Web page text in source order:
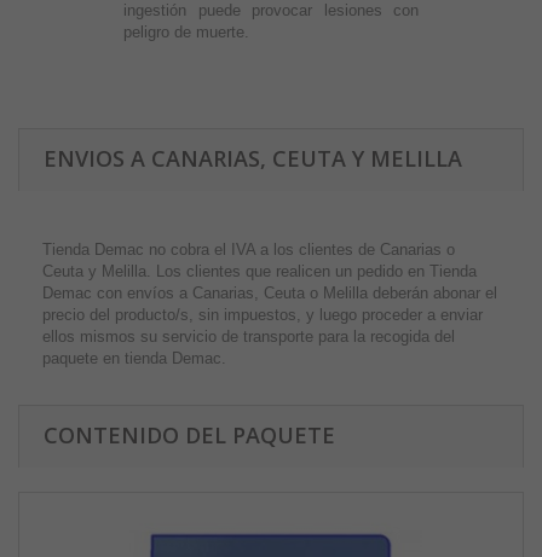
ingestión puede provocar lesiones con
peligro de muerte.
ENVIOS A CANARIAS, CEUTA Y MELILLA
Tienda Demac no cobra el IVA a los clientes de Canarias o
Ceuta y Melilla. Los clientes que realicen un pedido en Tienda
Demac con envíos a Canarias, Ceuta o Melilla deberán abonar el
precio del producto/s, sin impuestos, y luego proceder a enviar
ellos mismos su servicio de transporte para la recogida del
paquete en tienda Demac.
CONTENIDO DEL PAQUETE